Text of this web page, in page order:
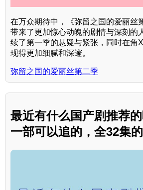
在万众期待中，《弥留之国的爱丽丝
带来了更加惊心动魄的剧情与深刻的
续了第一季的悬疑与紧张，同时在角
现得更加细腻和深邃。
弥留之国的爱丽丝第二季
最近有什么国产剧推荐
一部可以追的，全32集的